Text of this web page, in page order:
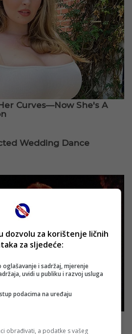
dozvolu za korištenje ličnih
za sljedeće:
oglašavanje i sadržaj, mjerenje
uvidi u publiku i razvoj usluga
podacima na uređaju
obrađivati, a podatke s vašeg